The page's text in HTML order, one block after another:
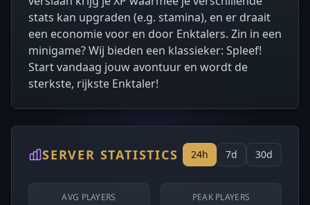
stats kan upgraden (e.g. stamina), en er draait
een economie voor en door Enktalers. Zin in een
minigame? Wij bieden een klassieker: Spleef!
Start vandaag jouw avontuur en wordt de
sterkste, rijkste Enktaler!
SERVER STATISTICS 24h 7d 30d
AVG PLAYERS PEAK PLAYERS